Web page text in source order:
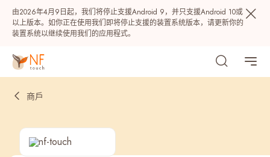
由2026年4月9日起，我们将停止支援Android 9，并只支援Android 10或
以上版本。如你正在使用我们即将停止支援的装置系统版本，请更新你的
装置系统以继续使用我们的应用程式。
商戶